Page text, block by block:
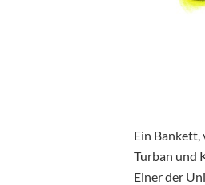
Ein
Turban und
Einer der